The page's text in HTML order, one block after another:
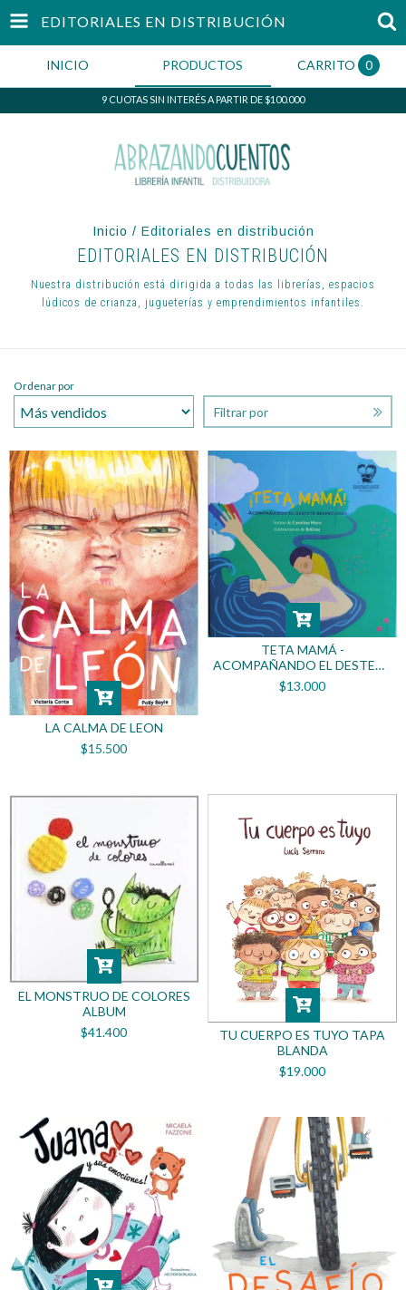
EDITORIALES EN DISTRIBUCIÓN
INICIO PRODUCTOS CARRITO 0
9 CUOTAS SIN INTERÉS A PARTIR DE $100.000
Inicio / Editoriales en distribución
EDITORIALES EN DISTRIBUCIÓN
Nuestra distribución está dirigida a todas las librerías, espacios
lúdicos de crianza, jugueterías y emprendimientos infantiles.
Ordenar por
Filtrar por
LA CALMA DE LEON
$15.500
TETA MAMÁ -
ACOMPAÑANDO EL DESTETE
RESPETUOSO
$13.000
EL MONSTRUO DE COLORES
ALBUM
$41.400
TU CUERPO ES TUYO TAPA
BLANDA
$19.000